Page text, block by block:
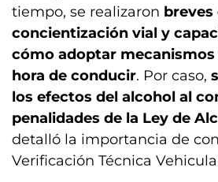
tiempo, se realizaron breves
concientización vial y
cómo adoptar mecanismos
hora de conducir. Por caso,
los efectos del alcohol al
penalidades de la Ley de
detalló la importancia de
Verificación Técnica